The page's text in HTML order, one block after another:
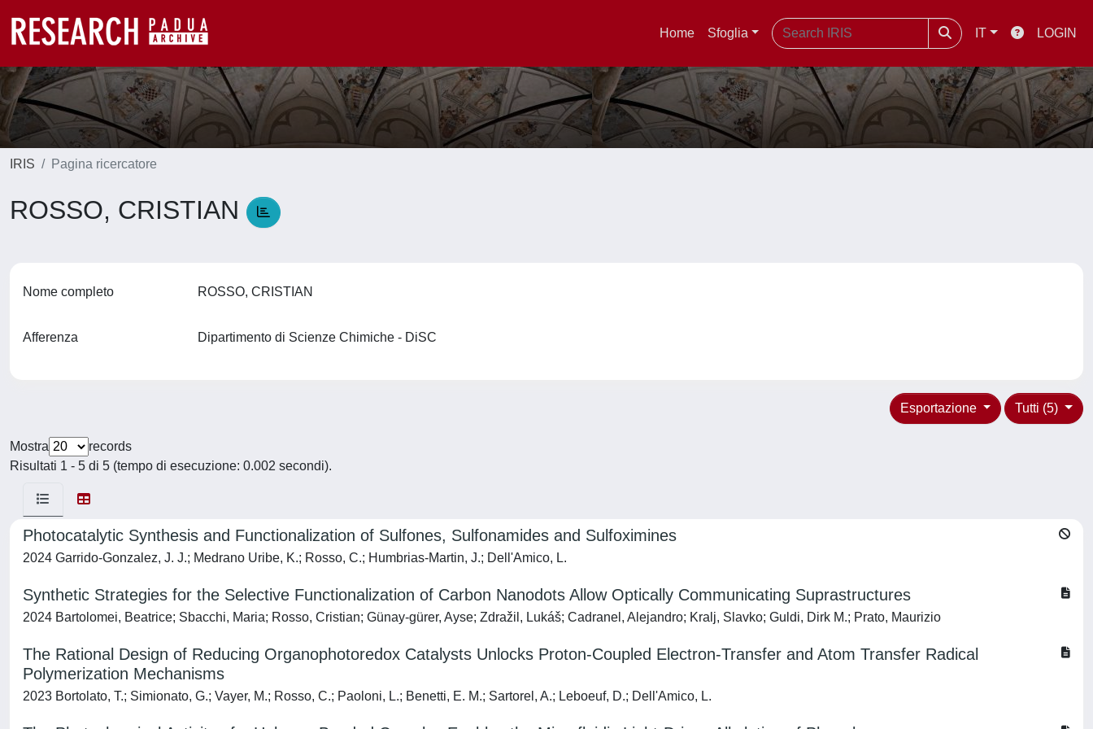
Home Sfoglia IT LOGIN
IRIS Pagina ricercatore
ROSSO, CRISTIAN
Nome completo ROSSO, CRISTIAN
Afferenza Dipartimento di Scienze Chimiche - DiSC
Tutti (5)
Esportazione
Mostra
records
Risultati 1 - 5 di 5 (tempo di esecuzione: 0.002 secondi).
Photocatalytic Synthesis and Functionalization of Sulfones, Sulfonamides and Sulfoximines
2024 Garrido-Gonzalez, J. J.; Medrano Uribe, K.; Rosso, C.; Humbrias-Martin, J.; Dell'Amico, L.
Synthetic Strategies for the Selective Functionalization of Carbon Nanodots Allow Optically Communicating Suprastructures
2024 Bartolomei, Beatrice; Sbacchi, Maria; Rosso, Cristian; Günay‐gürer, Ayse; Zdražil, Lukáš; Cadranel, Alejandro; Kralj, Slavko; Guldi, Dirk M.; Prato, Maurizio
The Rational Design of Reducing Organophotoredox Catalysts Unlocks Proton-Coupled Electron-Transfer and Atom Transfer Radical
Polymerization Mechanisms
2023 Bortolato, T.; Simionato, G.; Vayer, M.; Rosso, C.; Paoloni, L.; Benetti, E. M.; Sartorel, A.; Leboeuf, D.; Dell'Amico, L.